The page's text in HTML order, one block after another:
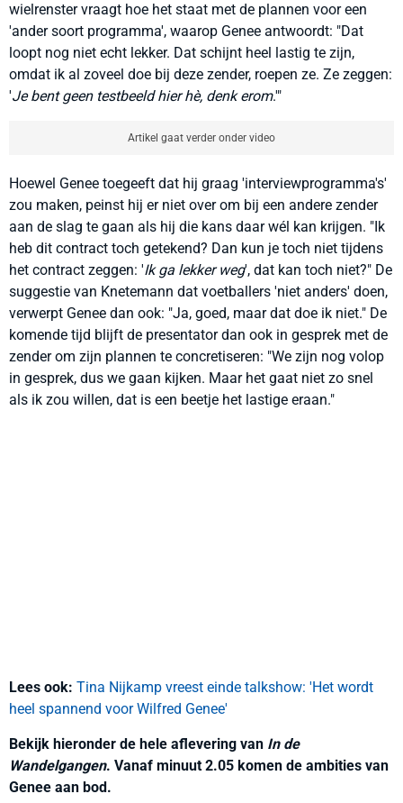
wielrenster vraagt hoe het staat met de plannen voor een
'ander soort programma', waarop Genee antwoordt: "Dat
loopt nog niet echt lekker. Dat schijnt heel lastig te zijn,
omdat ik al zoveel doe bij deze zender, roepen ze. Ze zeggen:
'Je bent geen testbeeld hier hè, denk erom.'"
Artikel gaat verder onder video
Hoewel Genee toegeeft dat hij graag 'interviewprogramma's'
zou maken, peinst hij er niet over om bij een andere zender
aan de slag te gaan als hij die kans daar wél kan krijgen. "Ik
heb dit contract toch getekend? Dan kun je toch niet tijdens
het contract zeggen: 'Ik ga lekker weg', dat kan toch niet?" De
suggestie van Knetemann dat voetballers 'niet anders' doen,
verwerpt Genee dan ook: "Ja, goed, maar dat doe ik niet." De
komende tijd blijft de presentator dan ook in gesprek met de
zender om zijn plannen te concretiseren: "We zijn nog volop
in gesprek, dus we gaan kijken. Maar het gaat niet zo snel
als ik zou willen, dat is een beetje het lastige eraan."
Lees ook: Tina Nijkamp vreest einde talkshow: 'Het wordt
heel spannend voor Wilfred Genee'
Bekijk hieronder de hele aflevering van In de
Wandelgangen. Vanaf minuut 2.05 komen de ambities van
Genee aan bod.